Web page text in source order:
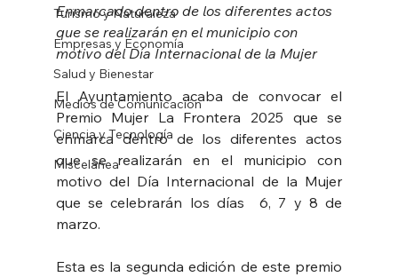
Turismo y Naturaleza
Empresas y Economía
Salud y Bienestar
Medios de Comunicación
Ciencia y Tecnología
Miscelánea
Enmarcado dentro de los diferentes actos
que se realizarán en el municipio con
motivo del Día Internacional de la Mujer
El Ayuntamiento acaba de convocar el
Premio Mujer La Frontera 2025 que se
enmarca dentro de los diferentes actos
que se realizarán en el municipio con
motivo del Día Internacional de la Mujer
que se celebrarán los días  6, 7 y 8 de
marzo.
Esta es la segunda edición de este premio